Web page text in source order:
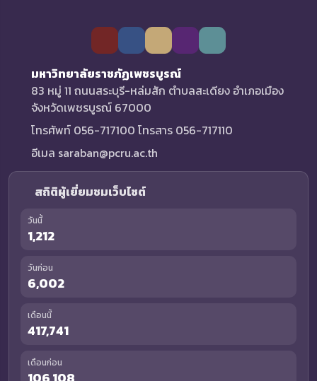
มหาวิทยาลัยราชภัฏเพชรบูรณ์
83 หมู่ 11 ถนนสระบุรี-หล่มสัก ตำบลสะเดียง อำเภอเมือง
จังหวัดเพชรบูรณ์ 67000
โทรศัพท์ 056-717100 โทรสาร 056-717110
อีเมล saraban@pcru.ac.th
สถิติผู้เยี่ยมชมเว็บไซต์
วันนี้
1,212
วันก่อน
6,002
เดือนนี้
417,741
เดือนก่อน